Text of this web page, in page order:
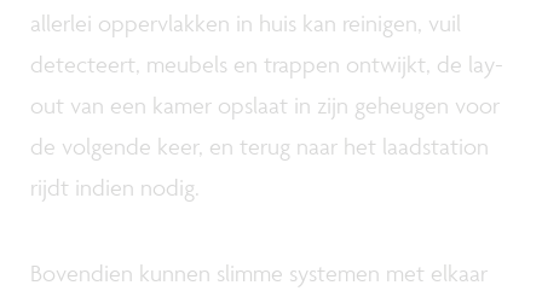
allerlei oppervlakken in huis kan reinigen, vuil
detecteert, meubels en trappen ontwijkt, de lay-
out van een kamer opslaat in zijn geheugen voor
de volgende keer, en terug naar het laadstation
rijdt indien nodig.
Bovendien kunnen slimme systemen met elkaar